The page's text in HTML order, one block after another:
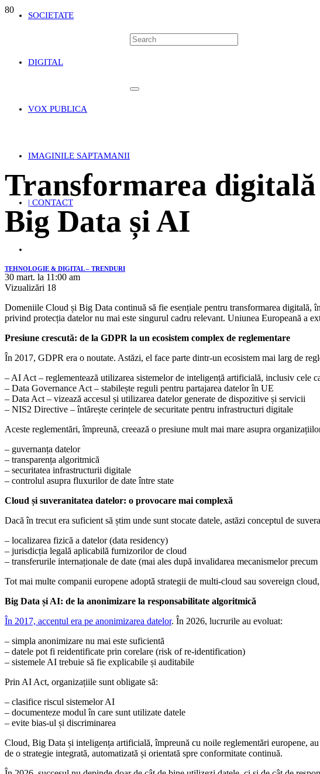
SOCIETATE
DIGITAL
VOX PUBLICA
IMAGINILE SAPTAMANII
| CONTACT
Transformarea
Big Data și AI
TEHNOLOGIE & DIGITAL – TRENDURI
30 mart. la 11:00 am
Vizualizări 18
Domeniile Cloud și Big Data continuă să fie esențiale pentru transformarea
privind protecția datelor nu mai este singurul cadru relevant. Uniunea Europeană a
Presiune crescută: de la GDPR la un ecosistem complex de reglementare
În 2017, GDPR era o noutate. Astăzi, el face parte dintr-un ecosistem mai larg de
– AI Act – reglementează utilizarea sistemelor de inteligență artificială, inclusiv cele
– Data Governance Act – stabilește reguli pentru partajarea datelor în UE
– Data Act – vizează accesul și utilizarea datelor generate de dispozitive și servicii
– NIS2 Directive – întărește cerințele de securitate pentru infrastructuri digitale
Aceste reglementări, împreună, creează o presiune mult mai mare asupra
– guvernanța datelor
– transparența algoritmică
– securitatea infrastructurii digitale
– controlul asupra fluxurilor de date între state
Cloud și suveranitatea datelor: o provocare mai complexă
Dacă în trecut era suficient să știm unde sunt stocate datele, astăzi conceptul de
– localizarea fizică a datelor (data residency)
– jurisdicția legală aplicabilă furnizorilor de cloud
– transferurile internaționale de date (mai ales după invalidarea mecanismelor
Tot mai multe companii europene adoptă strategii de multi-cloud sau sovereign
Big Data și AI: de la anonimizare la responsabilitate algoritmică
În 2017, accentul era pe anonimizarea datelor. În 2026, lucrurile au evoluat:
– simpla anonimizare nu mai este suficientă
– datele pot fi reidentificate prin corelare (risk of re-identification)
– sistemele AI trebuie să fie explicabile și auditabile
Prin AI Act, organizațiile sunt obligate să:
– clasifice riscul sistemelor AI
– documenteze modul în care sunt utilizate datele
– evite bias-ul și discriminarea
Cloud, Big Data și inteligența artificială, împreună cu noile reglementări europene,
de o strategie integrată, automatizată și orientată spre conformitate continuă.